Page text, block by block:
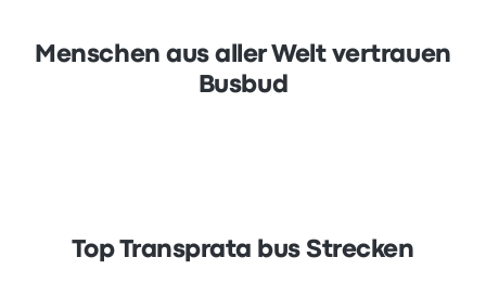
Menschen aus aller Welt vertrauen
Busbud
Top Transprata bus Strecken